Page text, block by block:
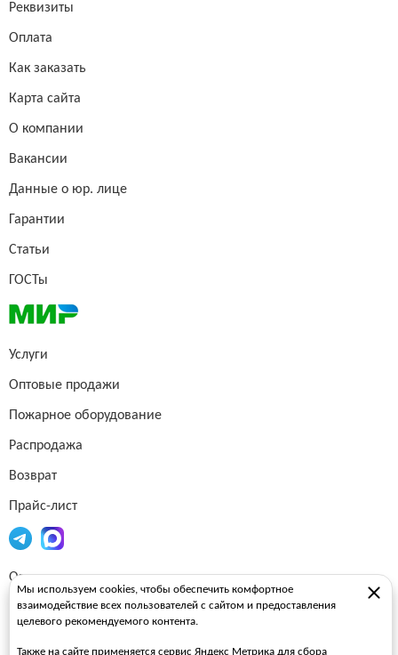
Реквизиты
Оплата
Как заказать
Карта сайта
О компании
Вакансии
Данные о юр. лице
Гарантии
Статьи
ГОСТы
Услуги
Оптовые продажи
Пожарное оборудование
Распродажа
Возврат
Прайс-лист
Огнетушители
Пожарные рукава
Мы используем cookies, чтобы обеспечить комфортное
взаимодействие всех пользователей с сайтом и предоставления
целевого рекомендуемого контента.
Также на сайте применяется сервис Яндекс Метрика для сбора